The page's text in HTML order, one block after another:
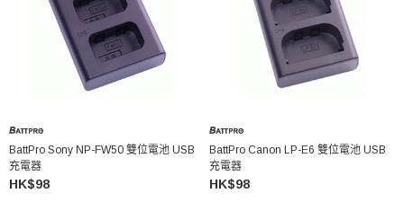
BattPro Sony NP-FW50 雙位電池 USB
充電器
HK$98
BattPro Canon LP-E6 雙位電池 USB
充電器
HK$98